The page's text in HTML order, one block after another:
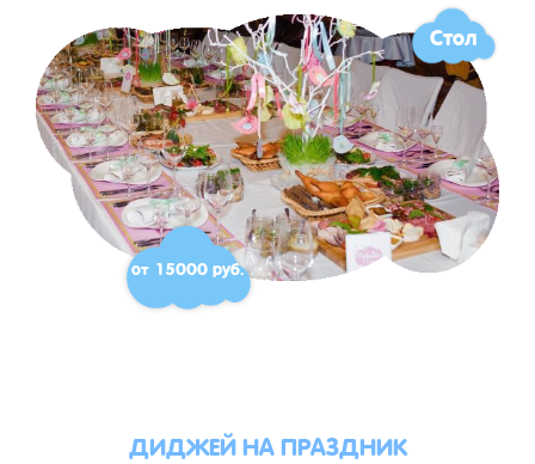
Стол
от 15000 руб.
ДИДЖЕЙ НА ПРАЗДНИК